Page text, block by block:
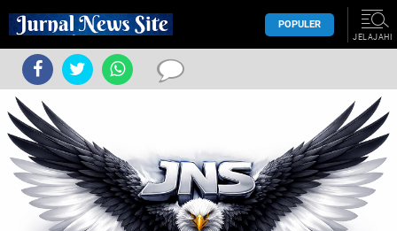
POPULER
JELAJAHI